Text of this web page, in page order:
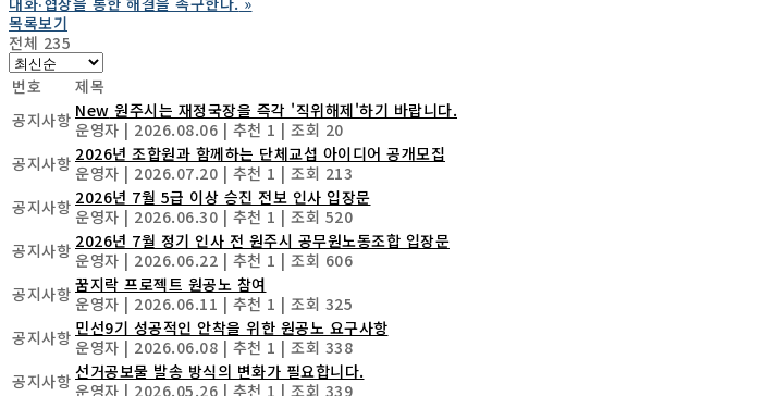
목록보기
전체 235
번호
제목
공지사항 New 원주시는 재정국장을 즉각 '직위해제'하기 바랍니다.
운영자 | 2026.08.06 | 추천 1 | 조회 20
공지사항 2026년 조합원과 함께하는 단체교섭 아이디어 공개모집
운영자 | 2026.07.20 | 추천 1 | 조회 213
공지사항 2026년 7월 5급 이상 승진 전보 인사 입장문
운영자 | 2026.06.30 | 추천 1 | 조회 520
공지사항 2026년 7월 정기 인사 전 원주시 공무원노동조합 입장문
운영자 | 2026.06.22 | 추천 1 | 조회 606
공지사항 꿈지락 프로젝트 원공노 참여
운영자 | 2026.06.11 | 추천 1 | 조회 325
공지사항 민선9기 성공적인 안착을 위한 원공노 요구사항
운영자 | 2026.06.08 | 추천 1 | 조회 338
공지사항 선거공보물 발송 방식의 변화가 필요합니다.
운영자 | 2026.05.26 | 추천 1 | 조회 339